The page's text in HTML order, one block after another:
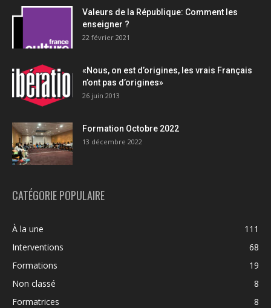
Valeurs de la République: Comment les
enseigner ?
22 février 2021
«Nous, on est d’origines, les vrais Français
n’ont pas d’origines»
26 juin 2013
Formation Octobre 2022
13 décembre 2022
CATÉGORIE POPULAIRE
À la une
111
Interventions
68
Formations
19
Non classé
8
Formatrices
8